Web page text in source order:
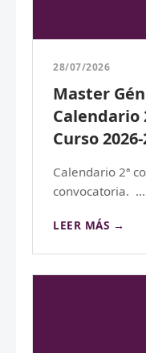
28/07/2026
Master
Calendario
Curso
Calendario 2ª
convocatoria. ...
LEER MÁS →